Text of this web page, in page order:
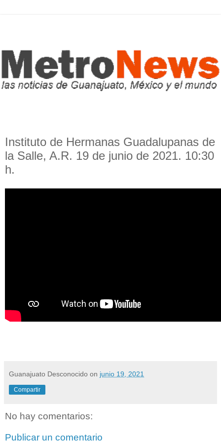
Instituto de Hermanas Guadalupanas de
la Salle, A.R. 19 de junio de 2021. 10:30
h.
Guanajuato Desconocido on junio 19, 2021
Compartir
No hay comentarios:
Publicar un comentario